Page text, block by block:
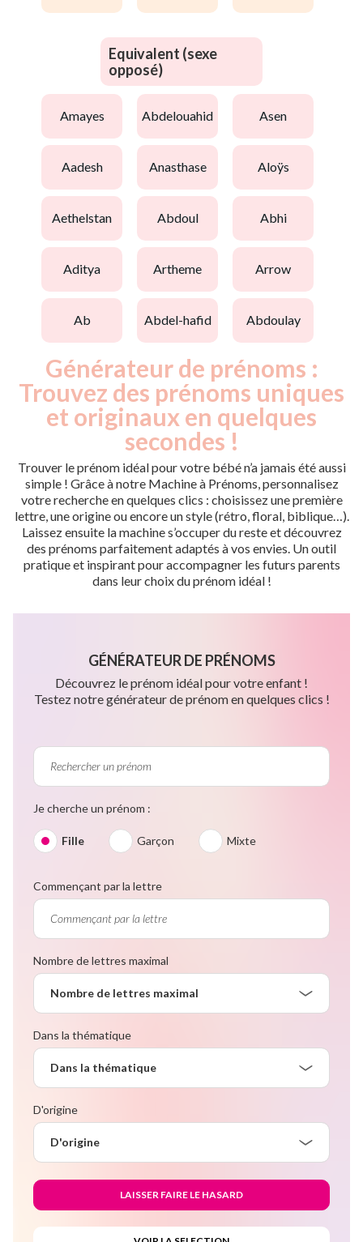
Equivalent (sexe
opposé)
amayes abdelouahid asen
aadesh anasthase aloÿs
aethelstan abdoul abhi
aditya artheme arrow
ab abdel-hafid abdoulay
Générateur de prénoms :
Trouvez des prénoms uniques
et originaux en quelques
secondes !
Trouver le prénom idéal pour votre bébé n’a jamais été aussi
simple ! Grâce à notre Machine à Prénoms, personnalisez
votre recherche en quelques clics : choisissez une première
lettre, une origine ou encore un style (rétro, floral, biblique…).
Laissez ensuite la machine s’occuper du reste et découvrez
des prénoms parfaitement adaptés à vos envies. Un outil
pratique et inspirant pour accompagner les futurs parents
dans leur choix du prénom idéal !
GÉNÉRATEUR DE PRÉNOMS
Découvrez le prénom idéal pour votre enfant !
Testez notre générateur de prénom en quelques clics !
Je cherche un prénom :
Fille Garçon Mixte
Commençant par la lettre
Nombre de lettres maximal
Nombre de lettres maximal
Dans la thématique
Dans la thématique
D'origine
D'origine